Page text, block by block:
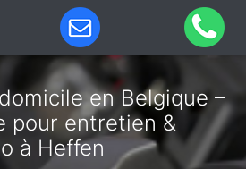
en Belgique –
pour entretien &
à Heffen